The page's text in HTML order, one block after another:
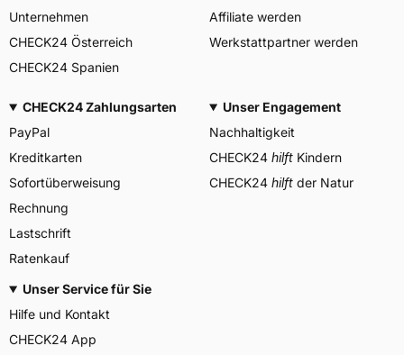
Unternehmen
CHECK24 Österreich
CHECK24 Spanien
Affiliate werden
Werkstattpartner werden
CHECK24 Zahlungsarten
PayPal
Kreditkarten
Sofortüberweisung
Rechnung
Lastschrift
Ratenkauf
Unser Engagement
Nachhaltigkeit
CHECK24 hilft Kindern
CHECK24 hilft der Natur
Unser Service für Sie
Hilfe und Kontakt
CHECK24 App